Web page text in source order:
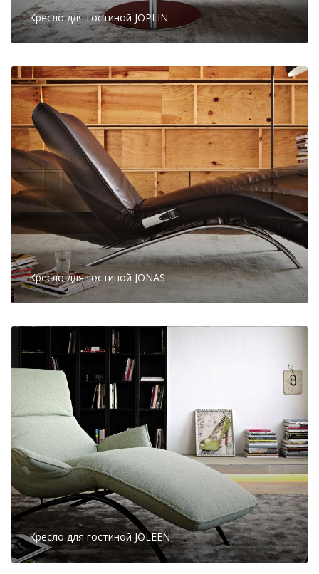
Кресло для гостиной JOPLIN
Кресло для гостиной JONAS
Кресло для гостиной JOLEEN